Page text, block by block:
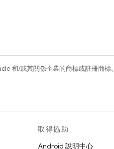
和/或其關係企業的商標或註冊商標。
取得協助
Android 說明中心